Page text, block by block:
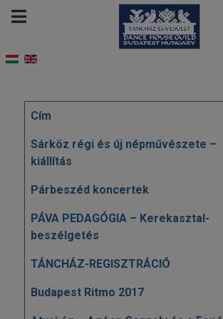
Cikkek
Cím
Sárköz régi és új népművészete –
kiállítás
Párbeszéd koncertek
PÁVA PEDAGÓGIA – Kerekasztal-
beszélgetés
TÁNCHÁZ-REGISZTRÁCIÓ
Budapest Ritmo 2017